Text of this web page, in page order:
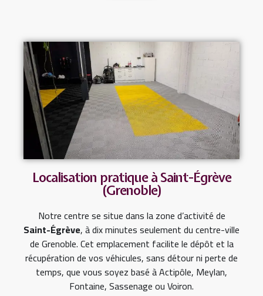
Localisation pratique à Saint-Égrève
(Grenoble)
Notre centre se situe dans la zone d’activité de
Saint-Égrève, à dix minutes seulement du centre-ville
de Grenoble. Cet emplacement facilite le dépôt et la
récupération de vos véhicules, sans détour ni perte de
temps, que vous soyez basé à Actipôle, Meylan,
Fontaine, Sassenage ou Voiron.